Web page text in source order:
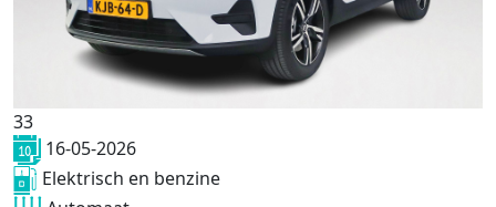
33
16-05-2026
Elektrisch en benzine